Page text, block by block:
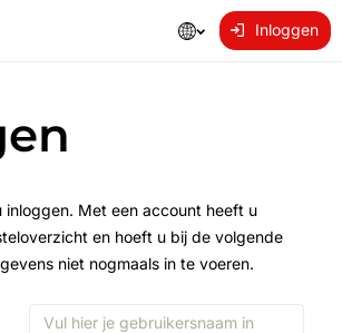
Inloggen
inloggen. Met een account heeft u
en hoeft u bij de volgende
niet nogmaals in te voeren.